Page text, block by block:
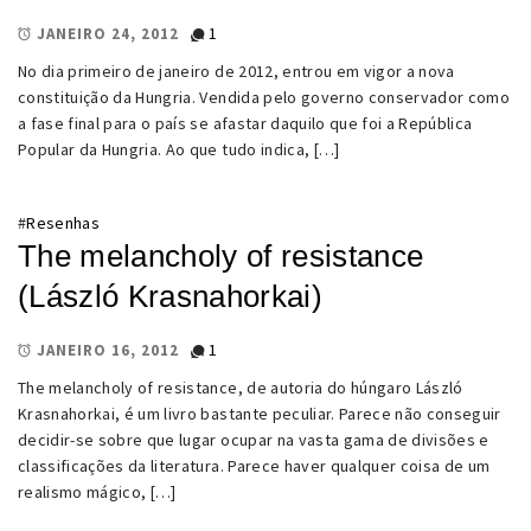
JANEIRO 24, 2012
1
No dia primeiro de janeiro de 2012, entrou em vigor a nova
constituição da Hungria. Vendida pelo governo conservador como
a fase final para o país se afastar daquilo que foi a República
Popular da Hungria. Ao que tudo indica, […]
#Resenhas
The melancholy of resistance
(László Krasnahorkai)
JANEIRO 16, 2012
1
The melancholy of resistance, de autoria do húngaro László
Krasnahorkai, é um livro bastante peculiar. Parece não conseguir
decidir-se sobre que lugar ocupar na vasta gama de divisões e
classificações da literatura. Parece haver qualquer coisa de um
realismo mágico, […]